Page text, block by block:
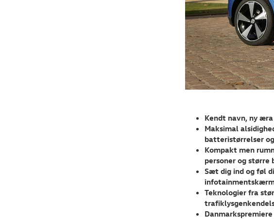
Kendt navn, ny
Maksimal
batteristørrelser
Kompakt men
personer og
Sæt dig ind og føl
Teknologier fra